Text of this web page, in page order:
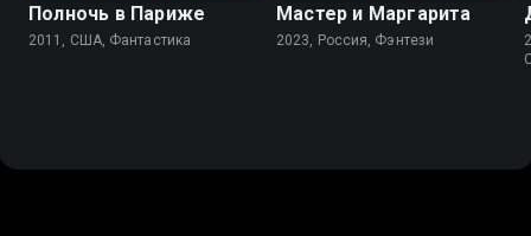
Полночь в Париже
2011, США, Фантастика
Мастер и Маргарита
2023, Россия, Фэнтези